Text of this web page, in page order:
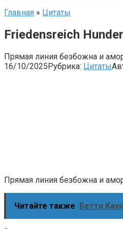
Главная » Цитаты
Friedensreich
Прямая линия безбожна и
16/10/2025Рубрика: Цитаты
Прямая линия безбожна и
Читайте также Бетти